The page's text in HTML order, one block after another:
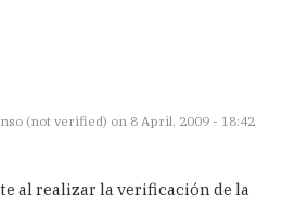
(not verified) on 8 April, 2009 - 18:42
al realizar la verificación de la